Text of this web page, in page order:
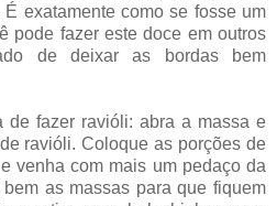
exatamente como se fosse um
pode fazer este doce em outros
de deixar as bordas bem
de fazer ravióli: abra a massa e
ravióli. Coloque as porções de
venha com mais um pedaço da
as massas para que fiquem